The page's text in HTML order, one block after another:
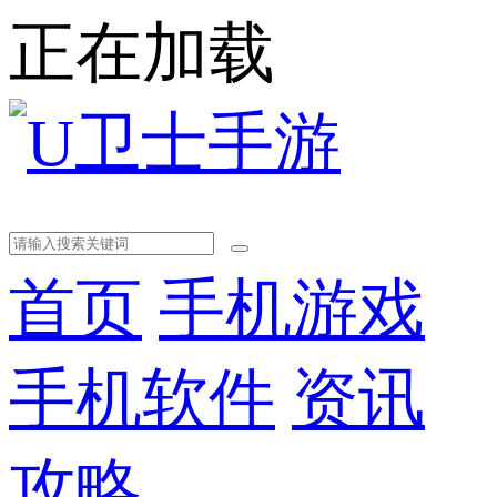
正在加载
首页 手机游戏
手机软件 资讯